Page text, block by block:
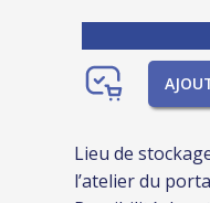
Lieu de
l’atelier du